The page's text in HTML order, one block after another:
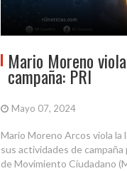
Mario Moreno
campaña: PRI
Mayo 07, 2024
Mario Moreno Arcos viola
sus actividades de
de Movimiento Ciudadano